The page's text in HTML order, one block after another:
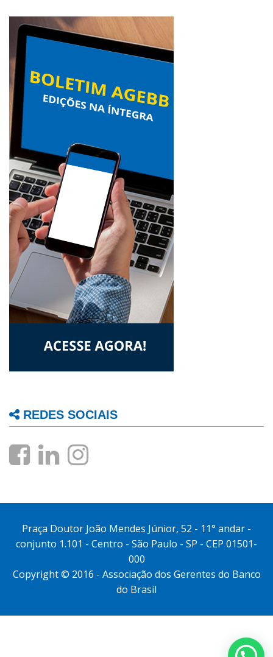
REDES SOCIAIS
Praça Doutor João Mendes Júnior, 52 - 11° andar -
conjunto 1.101 - Centro - São Paulo - SP - CEP 01501-
000
Copyright © 2016 - Associação dos Gerentes do Banco
do Brasil